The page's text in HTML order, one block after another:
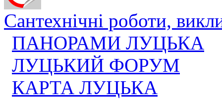
Сантехнічні роботи,
ПАНОРАМИ ЛУЦЬКА
ЛУЦЬКИЙ ФОРУМ
КАРТА ЛУЦЬКА